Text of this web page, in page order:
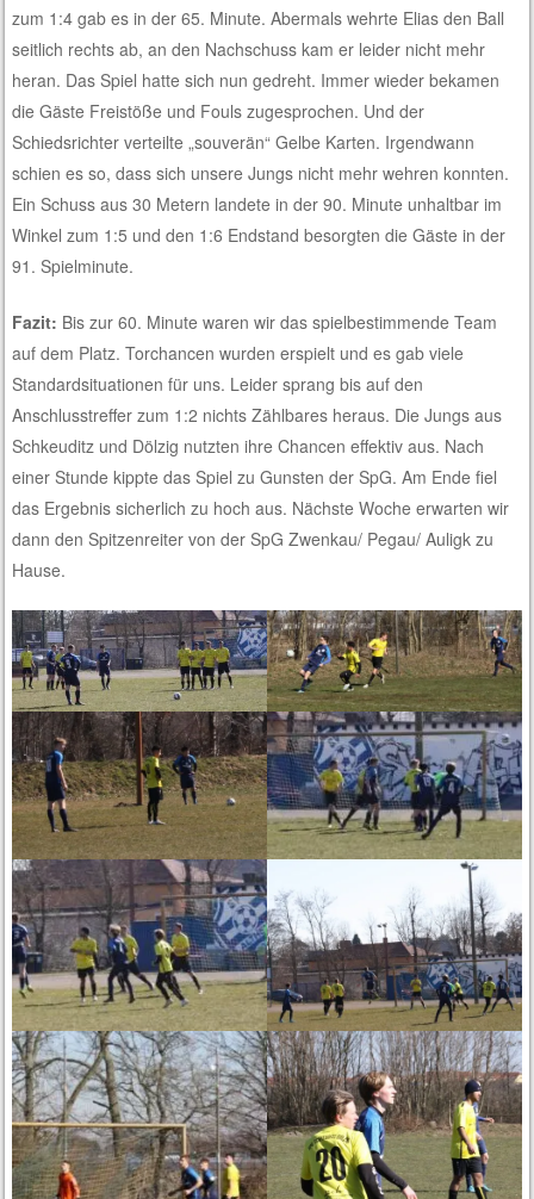
zum 1:4 gab es in der 65. Minute. Abermals wehrte Elias den Ball
seitlich rechts ab, an den Nachschuss kam er leider nicht mehr
heran. Das Spiel hatte sich nun gedreht. Immer wieder bekamen
die Gäste Freistöße und Fouls zugesprochen. Und der
Schiedsrichter verteilte „souverän“ Gelbe Karten. Irgendwann
schien es so, dass sich unsere Jungs nicht mehr wehren konnten.
Ein Schuss aus 30 Metern landete in der 90. Minute unhaltbar im
Winkel zum 1:5 und den 1:6 Endstand besorgten die Gäste in der
91. Spielminute.
Fazit: Bis zur 60. Minute waren wir das spielbestimmende Team
auf dem Platz. Torchancen wurden erspielt und es gab viele
Standardsituationen für uns. Leider sprang bis auf den
Anschlusstreffer zum 1:2 nichts Zählbares heraus. Die Jungs aus
Schkeuditz und Dölzig nutzten ihre Chancen effektiv aus. Nach
einer Stunde kippte das Spiel zu Gunsten der SpG. Am Ende fiel
das Ergebnis sicherlich zu hoch aus. Nächste Woche erwarten wir
dann den Spitzenreiter von der SpG Zwenkau/ Pegau/ Auligk zu
Hause.